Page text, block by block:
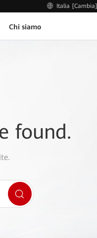
Italia [Cambia]
Chi siamo
found.